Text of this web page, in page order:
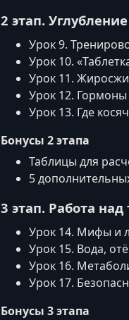
2 этап.
Урок 9.
Урок 10.
Урок 11.
Урок 12.
Урок 13. Где
Бонусы 2 этапа
Таблицы для
5
3 этап. Работа
Урок 14. Мифы и
Урок 15. Вода,
Урок 16.
Урок 17.
Бонусы 3 этапа